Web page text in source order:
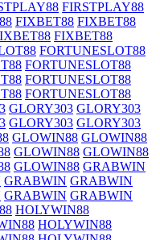
FIRSTPLAY88
FIXBET88 FIXBET88
FIXBET88
FORTUNESLOT88
FORTUNESLOT88
FORTUNESLOT88
FORTUNESLOT88
GLORY303 GLORY303
GLORY303 GLORY303
GLOWIN88 GLOWIN88
GLOWIN88 GLOWIN88
GLOWIN88 GRABWIN
GRABWIN GRABWIN
GRABWIN GRABWIN
HOLYWIN88
HOLYWIN88